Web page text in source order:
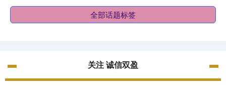
全部话题标签
关注 诚信双盈